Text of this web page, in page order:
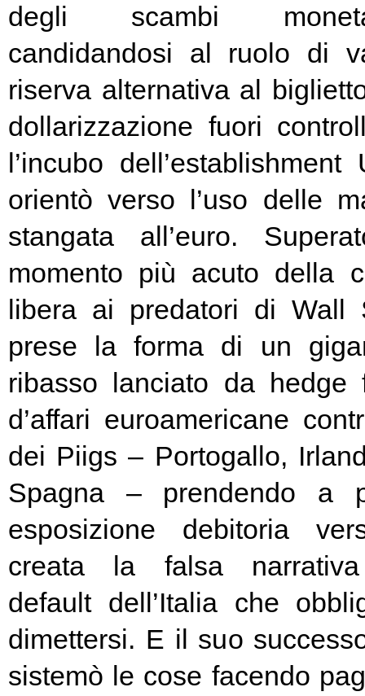
degli scambi
candidandosi al ruolo di
riserva alternativa al
dollarizzazione fuori
l’incubo
orientò verso l’uso delle
stangata all’euro.
momento più acuto della
libera ai predatori di Wall
prese la forma di un
ribasso lanciato da hedge
d’affari euroamericane
dei Piigs – Portogallo,
Spagna – prendendo a
esposizione debitoria
creata la falsa narrativa
default dell’Italia che
dimettersi. E il suo
sistemò le cose facendo